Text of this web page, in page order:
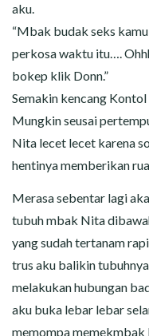
aku.
“Mbak budak seks
perkosa waktu itu….
bokep klik Donn.”
Semakin kencang
Mungkin seusai
Nita lecet lecet karena
hentinya memberikan
Merasa sebentar lagi
tubuh mbak Nita
yang sudah tertanam
trus aku balikin
melakukan hubungan
aku buka lebar lebar
memompa memekmbak